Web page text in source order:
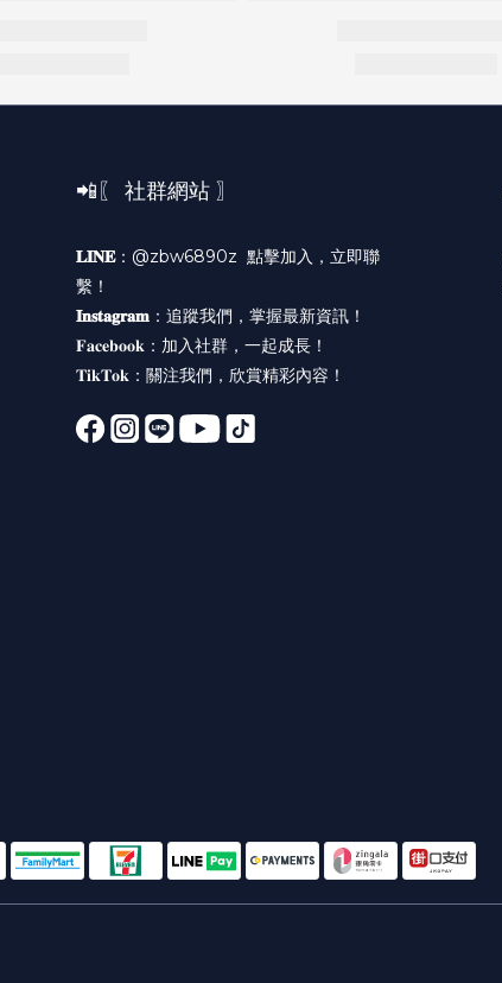
📲〖 社群網站 〗
𝐋𝐈𝐍𝐄：@zbw6890z 點擊加入，立即聯
繫！
𝐈𝐧𝐬𝐭𝐚𝐠𝐫𝐚𝐦 ： 追蹤我們，掌握最新資訊！
𝐅𝐚𝐜𝐞𝐛𝐨𝐨𝐤： 加入社群，一起成長！
𝐓𝐢𝐤𝐓𝐨𝐤： 關注我們，欣賞精彩內容！